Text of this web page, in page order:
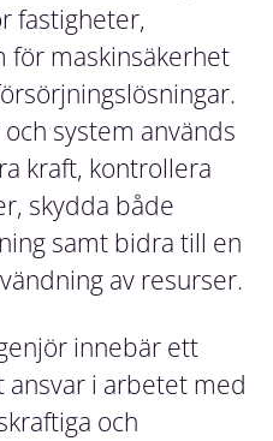
fastigheter,
för maskinsäkerhet
system används
kraft, kontrollera
skydda både
samt bidra till en
av resurser.
innebär ett
i arbetet med
och